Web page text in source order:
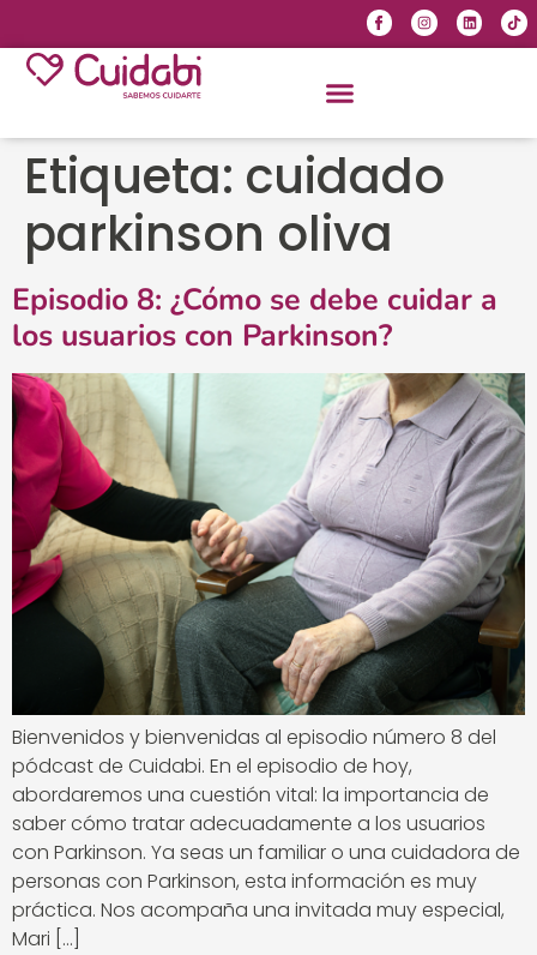
Etiqueta: cuidado
parkinson oliva
Episodio 8: ¿Cómo se debe cuidar a
los usuarios con Parkinson?
Bienvenidos y bienvenidas al episodio número 8 del
pódcast de Cuidabi. En el episodio de hoy,
abordaremos una cuestión vital: la importancia de
saber cómo tratar adecuadamente a los usuarios
con Parkinson. Ya seas un familiar o una cuidadora de
personas con Parkinson, esta información es muy
práctica. Nos acompaña una invitada muy especial,
Mari […]